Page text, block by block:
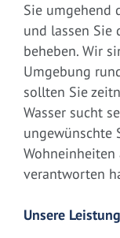
Sie umgehend
und lassen Sie
beheben. Wir
Umgebung
sollten Sie
Wasser sucht
ungewünschte
Wohneinheiten
verantworten
Unsere